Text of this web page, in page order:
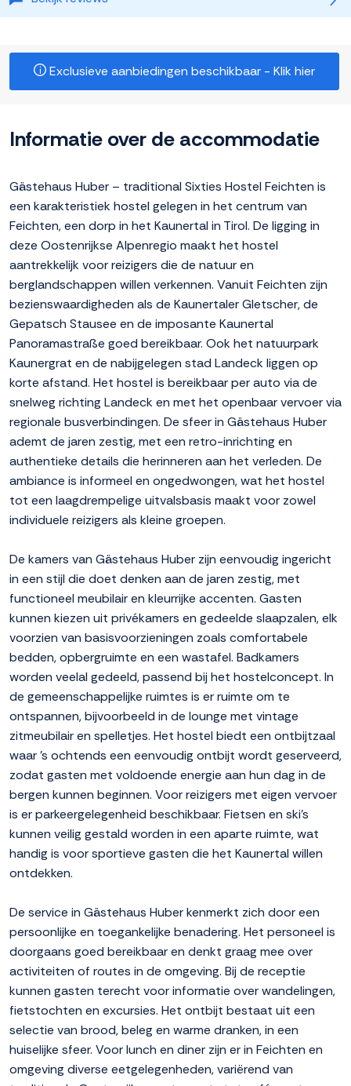
Exclusieve aanbiedingen beschikbaar - Klik hier
Informatie over de accommodatie
Gästehaus Huber – traditional Sixties Hostel Feichten is
een karakteristiek hostel gelegen in het centrum van
Feichten, een dorp in het Kaunertal in Tirol. De ligging in
deze Oostenrijkse Alpenregio maakt het hostel
aantrekkelijk voor reizigers die de natuur en
berglandschappen willen verkennen. Vanuit Feichten zijn
bezienswaardigheden als de Kaunertaler Gletscher, de
Gepatsch Stausee en de imposante Kaunertal
Panoramastraße goed bereikbaar. Ook het natuurpark
Kaunergrat en de nabijgelegen stad Landeck liggen op
korte afstand. Het hostel is bereikbaar per auto via de
snelweg richting Landeck en met het openbaar vervoer via
regionale busverbindingen. De sfeer in Gästehaus Huber
ademt de jaren zestig, met een retro-inrichting en
authentieke details die herinneren aan het verleden. De
ambiance is informeel en ongedwongen, wat het hostel
tot een laagdrempelige uitvalsbasis maakt voor zowel
individuele reizigers als kleine groepen.
De kamers van Gästehaus Huber zijn eenvoudig ingericht
in een stijl die doet denken aan de jaren zestig, met
functioneel meubilair en kleurrijke accenten. Gasten
kunnen kiezen uit privékamers en gedeelde slaapzalen, elk
voorzien van basisvoorzieningen zoals comfortabele
bedden, opbergruimte en een wastafel. Badkamers
worden veelal gedeeld, passend bij het hostelconcept. In
de gemeenschappelijke ruimtes is er ruimte om te
ontspannen, bijvoorbeeld in de lounge met vintage
zitmeubilair en spelletjes. Het hostel biedt een ontbijtzaal
waar 's ochtends een eenvoudig ontbijt wordt geserveerd,
zodat gasten met voldoende energie aan hun dag in de
bergen kunnen beginnen. Voor reizigers met eigen vervoer
is er parkeergelegenheid beschikbaar. Fietsen en ski's
kunnen veilig gestald worden in een aparte ruimte, wat
handig is voor sportieve gasten die het Kaunertal willen
ontdekken.
De service in Gästehaus Huber kenmerkt zich door een
persoonlijke en toegankelijke benadering. Het personeel is
doorgaans goed bereikbaar en denkt graag mee over
activiteiten of routes in de omgeving. Bij de receptie
kunnen gasten terecht voor informatie over wandelingen,
fietstochten en excursies. Het ontbijt bestaat uit een
selectie van brood, beleg en warme dranken, in een
huiselijke sfeer. Voor lunch en diner zijn er in Feichten en
omgeving diverse eetgelegenheden, variërend van